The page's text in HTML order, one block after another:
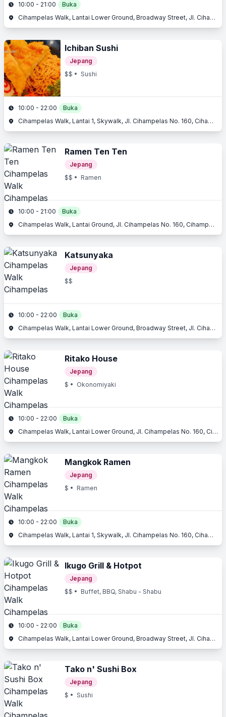
10:00 - 21:00
Buka
Cihampelas Walk, Lantai Lower Ground, Broadway Street, Jl. Cihampelas No. 160, Cihampelas, Bandung, Jawa Barat
Ichiban Sushi
Jepang
$$ • Sushi
10:00 - 22:00
Buka
Cihampelas Walk, Lantai 1, Skywalk, Jl. Cihampelas No. 160, Cihampelas, Bandung, Jawa Barat
Ramen Ten Ten
Jepang
$$ • Ramen
10:00 - 21:00
Buka
Cihampelas Walk, Lantai Ground, Jl. Cihampelas No. 160, Cihampelas, Bandung, Jawa Barat
Katsunyaka
Jepang
$$
10:00 - 22:00
Buka
Cihampelas Walk, Lantai Lower Ground, Broadway Street, Jl. Cihampelas No. 160, Cihampelas, Bandung, Jawa Barat
Ritako House
Jepang
$ • Okonomiyaki
10:00 - 22:00
Buka
Cihampelas Walk, Lantai Lower Ground, Jl. Cihampelas No. 160, Cihampelas, Bandung, Jawa Barat
Mangkok Ramen
Jepang
$ • Ramen
10:00 - 22:00
Buka
Cihampelas Walk, Lantai 1, Skywalk, Jl. Cihampelas No. 160, Cihampelas, Bandung, Jawa Barat
Ikugo Grill & Hotpot
Jepang
$$ • Buffet, BBQ, Shabu - Shabu
10:00 - 22:00
Buka
Cihampelas Walk, Lantai Lower Ground, Broadway Street, Jl. Cihampelas No. 160, Cihampelas, Bandung, Jawa Barat
Tako n' Sushi Box
Jepang
$ • Sushi